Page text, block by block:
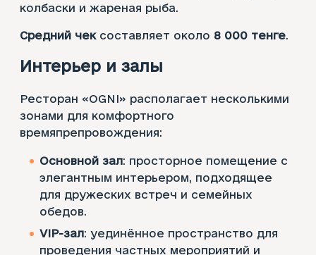
колбаски и жареная рыба.
Средний чексоставляет около 8 000 тенге.​
Интерьер и залы
Ресторан «OGNI» располагает несколькими
зонами для комфортного
времяпрепровождения:​
Основной зал: просторное помещение с
элегантным интерьером, подходящее
для дружеских встреч и семейных
обедов.​
VIP-зал: уединённое пространство для
проведения частных мероприятий и